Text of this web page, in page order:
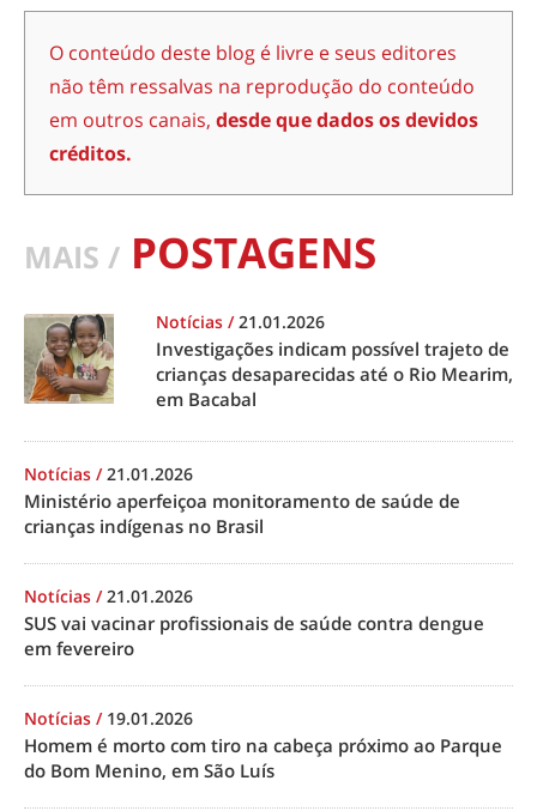
O conteúdo deste blog é livre e seus editores
não têm ressalvas na reprodução do conteúdo
em outros canais, desde que dados os devidos
créditos.
MAIS / POSTAGENS
Notícias /21.01.2026
Investigações indicam possível trajeto de
crianças desaparecidas até o Rio Mearim,
em Bacabal
Notícias /21.01.2026
Ministério aperfeiçoa monitoramento de saúde de
crianças indígenas no Brasil
Notícias /21.01.2026
SUS vai vacinar profissionais de saúde contra dengue
em fevereiro
Notícias / 19.01.2026
Homem é morto com tiro na cabeça próximo ao Parque
do Bom Menino, em São Luís